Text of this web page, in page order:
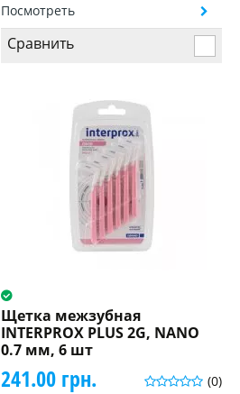
Посмотреть
Сравнить
Щетка межзубная
INTERPROX PLUS 2G, NANO
0.7 мм, 6 шт
(0)
241.00 грн.